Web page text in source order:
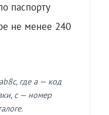
паспорту
не менее 240
где a — код
c — номер